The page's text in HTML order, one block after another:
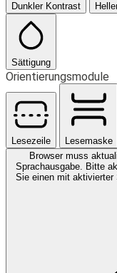
Dunkler Kontrast
Sättigung
Orientierungsmodule
Lesezeile
Lesemaske
Browser muss
Sprachausgabe. Bitte
Sie einen mit aktivierter